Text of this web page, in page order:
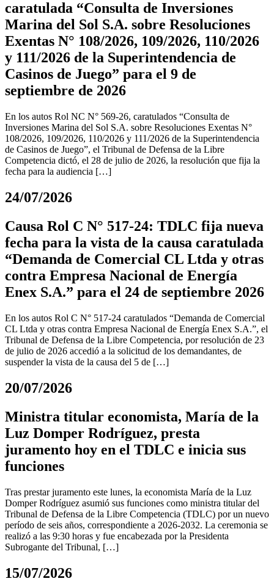
caratulada “Consulta de Inversiones
Marina del Sol S.A. sobre Resoluciones
Exentas N° 108/2026, 109/2026, 110/2026
y 111/2026 de la Superintendencia de
Casinos de Juego” para el 9 de
septiembre de 2026
En los autos Rol NC N° 569-26, caratulados “Consulta de
Inversiones Marina del Sol S.A. sobre Resoluciones Exentas N°
108/2026, 109/2026, 110/2026 y 111/2026 de la Superintendencia
de Casinos de Juego”, el Tribunal de Defensa de la Libre
Competencia dictó, el 28 de julio de 2026, la resolución que fija la
fecha para la audiencia […]
24/07/2026
Causa Rol C N° 517-24: TDLC fija nueva
fecha para la vista de la causa caratulada
“Demanda de Comercial CL Ltda y otras
contra Empresa Nacional de Energía
Enex S.A.” para el 24 de septiembre 2026
En los autos Rol C N° 517-24 caratulados “Demanda de Comercial
CL Ltda y otras contra Empresa Nacional de Energía Enex S.A.”, el
Tribunal de Defensa de la Libre Competencia, por resolución de 23
de julio de 2026 accedió a la solicitud de los demandantes, de
suspender la vista de la causa del 5 de […]
20/07/2026
Ministra titular economista, María de la
Luz Domper Rodríguez, presta
juramento hoy en el TDLC e inicia sus
funciones
Tras prestar juramento este lunes, la economista María de la Luz
Domper Rodríguez asumió sus funciones como ministra titular del
Tribunal de Defensa de la Libre Competencia (TDLC) por un nuevo
período de seis años, correspondiente a 2026-2032. La ceremonia se
realizó a las 9:30 horas y fue encabezada por la Presidenta
Subrogante del Tribunal, […]
15/07/2026